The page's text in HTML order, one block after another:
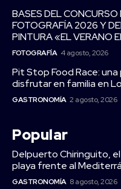
BASES DEL
FOTOGRAFÍA 2026 Y
PINTURA «EL VERANO
FOTOGRAFÍA 4 agosto, 2026
Pit Stop Food Race:
disfrutar en familia en
GASTRONOMÍA 2 agosto, 2026
Popular
Delpuerto Chiringuito,
playa frente al
GASTRONOMÍA 8 agosto, 2026